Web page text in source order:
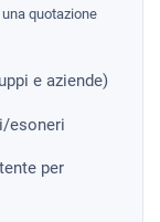
quotazione
e aziende)
esoneri
per